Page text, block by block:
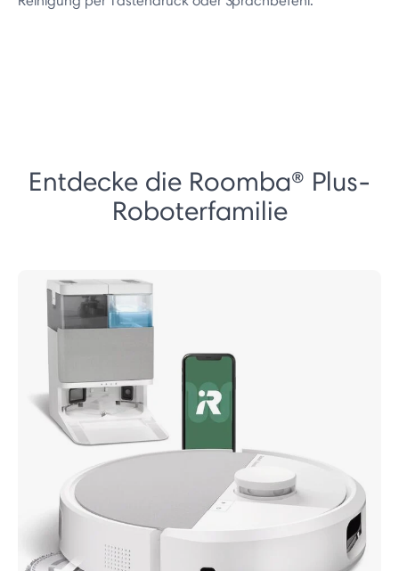
Entdecke die Roomba® Plus-
Roboterfamilie